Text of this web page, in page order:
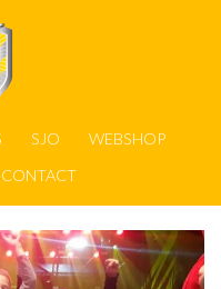
SJO
WEBSHOP
CONTACT